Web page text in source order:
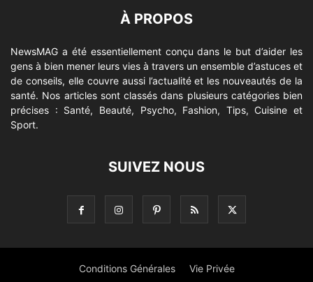
À PROPOS
NewsMAG a été essentiellement conçu dans le but d’aider les
gens à bien mener leurs vies à travers un ensemble d’astuces et
de conseils, elle couvre aussi l’actualité et les nouveautés de la
santé. Nos articles sont classés dans plusieurs catégories bien
précises : Santé, Beauté, Psycho, Fashion, Tips, Cuisine et
Sport.
SUIVEZ NOUS
Conditions Générales Vie Privée